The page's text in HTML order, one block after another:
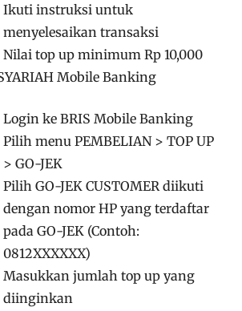
Ikuti instruksi untuk
menyelesaikan transaksi
Nilai top up minimum Rp 10,000
Mobile Banking
Login ke BRIS Mobile Banking
Pilih menu PEMBELIAN > TOP UP
> GO-JEK
Pilih GO-JEK CUSTOMER diikuti
dengan nomor HP yang terdaftar
pada GO-JEK (Contoh:
0812XXXXXX)
Masukkan jumlah top up yang
diinginkan